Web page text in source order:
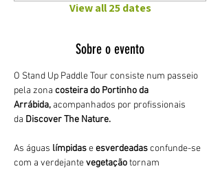
View all 25 dates
Sobre o evento
O Stand Up Paddle Tour consiste num passeio
pela zona costeira do Portinho da
Arrábida, acompanhados por profissionais
da Discover The Nature.
As águas límpidas e esverdeadas confunde-se
com a verdejante vegetação tornam